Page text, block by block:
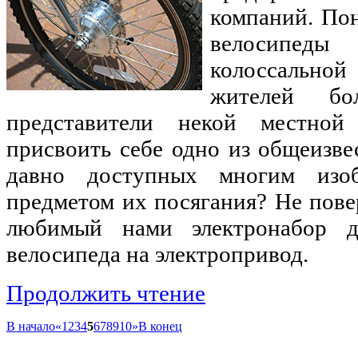
компаний.
жителей
представители некой
присвоить себе одно из
давно доступных многим
предметом их посягания? Не
любимый нами электронабор
велосипеда на электропривод.
Продолжить чтение
В начало«1 2345678910»В конец